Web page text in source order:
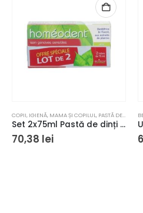
COPII, IGIENĂ, MAMA ȘI COPILUL, PASTĂ DE DINȚI
Set 2x75ml Pastă de dinți cu fluor, Homeodent, Boiron, pentru gingii sensibile
70,38 lei